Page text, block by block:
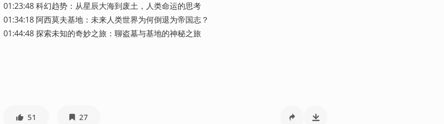
01:23:48 科幻趋势：从星辰大海到废土，人类命运的思考
01:34:18 阿西莫夫基地：未来人类世界为何倒退为帝国志？
01:44:48 探索未知的奇妙之旅：聊盗墓与基地的神秘之旅
51 27